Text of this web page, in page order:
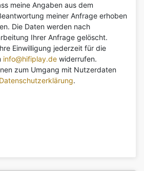
meine Angaben aus dem
meiner Anfrage erhoben
Die Daten werden nach
Ihrer Anfrage gelöscht.
Einwilligung jederzeit für die
info@hifiplay.de widerrufen.
zum Umgang mit Nutzerdaten
Datenschutzerklärung.